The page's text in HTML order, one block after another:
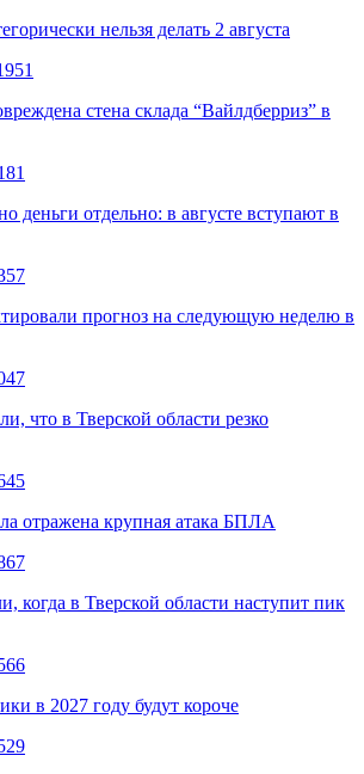
нельзя делать 2 августа
стена склада “Вайлдберриз” в
деньги отдельно: в августе вступают в
прогноз на следующую неделю в
что в Тверской области резко
отражена крупная атака БПЛА
когда в Тверской области наступит пик
в 2027 году будут короче